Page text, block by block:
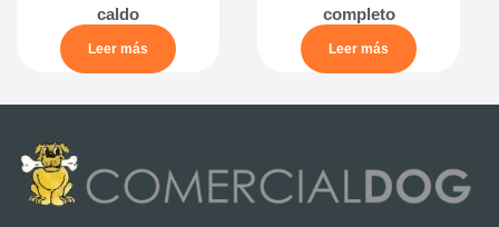
caldo
Leer más
completo
Leer más